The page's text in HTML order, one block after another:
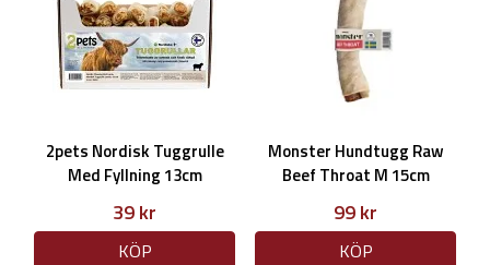
2pets Nordisk Tuggrulle
Med Fyllning 13cm
39 kr
KÖP
Monster Hundtugg Raw
Beef Throat M 15cm
99 kr
KÖP